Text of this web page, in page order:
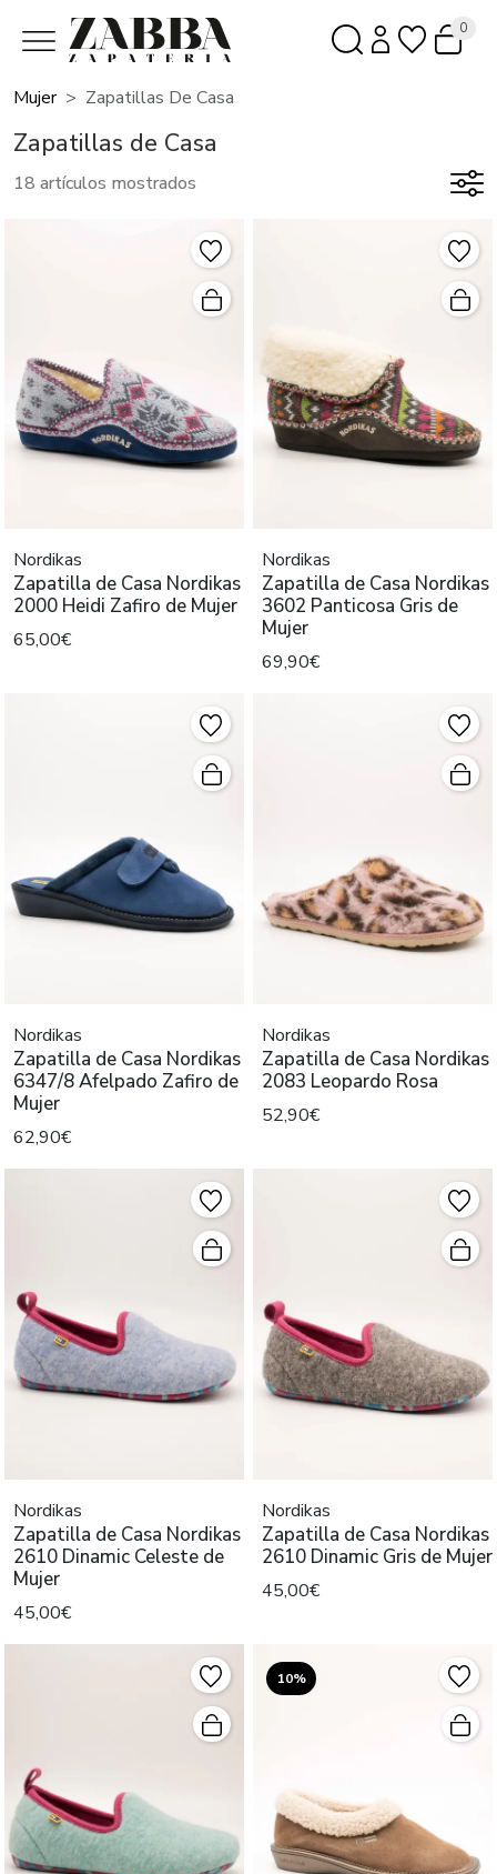
0
Mujer Zapatillas De Casa
Zapatillas de Casa
18 artículos mostrados
Nordikas
Zapatilla de Casa Nordikas
2000 Heidi Zafiro de Mujer
65,00€
Nordikas
Zapatilla de Casa Nordikas
3602 Panticosa Gris de
Mujer
69,90€
Nordikas
Zapatilla de Casa Nordikas
6347/8 Afelpado Zafiro de
Mujer
62,90€
Nordikas
Zapatilla de Casa Nordikas
2083 Leopardo Rosa
52,90€
Nordikas
Zapatilla de Casa Nordikas
2610 Dinamic Celeste de
Mujer
45,00€
Nordikas
Zapatilla de Casa Nordikas
2610 Dinamic Gris de Mujer
45,00€
10%